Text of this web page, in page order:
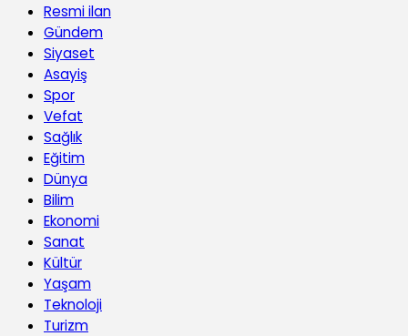
Resmi ilan
Gündem
Siyaset
Asayiş
Spor
Vefat
Sağlık
Eğitim
Dünya
Bilim
Ekonomi
Sanat
Kültür
Yaşam
Teknoloji
Turizm